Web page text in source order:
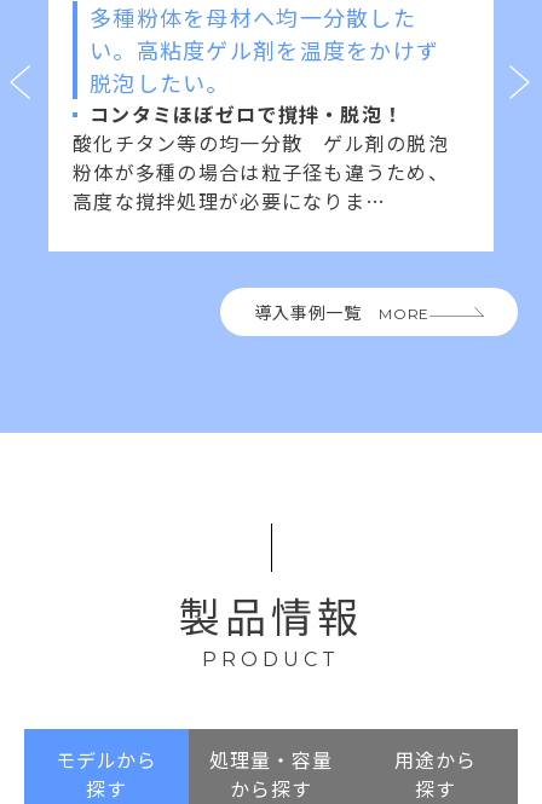
多種粉体を母材へ均一分散した
い。高粘度ゲル剤を温度をかけず
脱泡したい。
コンタミほぼゼロで撹拌・脱泡！
酸化チタン等の均一分散 ゲル剤の脱泡
粉体が多種の場合は粒子径も違うため、
高度な撹拌処理が必要になりま…
導入事例一覧 MORE
製品情報
PRODUCT
モデルから
探す
処理量・容量
から探す
用途から
探す